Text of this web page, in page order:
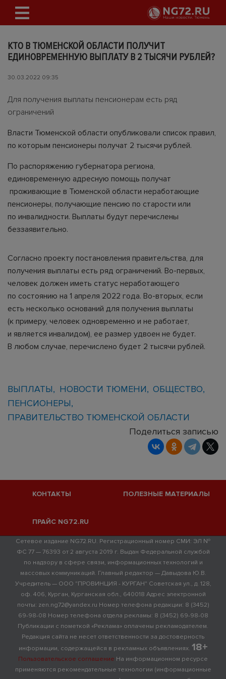
КТО В ТЮМЕНСКОЙ ОБЛАСТИ ПОЛУЧИТ
ЕДИНОВРЕМЕННУЮ ВЫПЛАТУ В 2 ТЫСЯЧИ РУБЛЕЙ?
30.03.2022 09:35
Для получения выплаты пенсионерам есть ряд
ограничений
Власти Тюменской области опубликовали список правил,
по которым пенсионеры получат 2 тысячи рублей.
По распоряжению губернатора региона,
единовременную адресную помощь получат
проживающие в Тюменской области неработающие
пенсионеры, получающие пенсию по старости или
по инвалидности. Выплаты будут перечислены
беззаявительно.
Согласно проекту постановления правительства, для
получения выплаты есть ряд ограничений. Во-первых,
человек должен иметь статус неработающего
по состоянию на 1 апреля 2022 года. Во-вторых, если
есть несколько оснований для получения выплаты
(к примеру, человек одновременно и не работает,
и является инвалидом), ее размер удвоен не будет.
В любом случае, перечислено будет 2 тысячи рублей.
ВЫПЛАТЫ НОВОСТИ ТЮМЕНИ
ОБЩЕСТВО
ПЕНСИОНЕРЫ
ПРАВИТЕЛЬСТВО ТЮМЕНСКОЙ ОБЛАСТИ
Поделиться записью
КОНТАКТЫ ПОЛЕЗНЫЕ МАТЕРИАЛЫ
ПРАЙС NG72.RU
Сетевое издание NG72.RU. Регистрационный номер СМИ: ЭЛ №
ФС 77 — 76393 от 2 августа 2019 г. Выдан Федеральной службой
по надзору в сфере связи, информационных технологий и
массовых коммуникаций. Главный редактор — Давыдова Ю.В.
Учредитель — ООО "ПРОВИНЦИЯ - КУРГАН" Советская ул., д. 128,
оф. 406, Курган, Курганская обл., 640018 Адрес электронной
почты: zen.ng72@yandex.ru Номер телефона редакции: 8 (3452)
69-98-08 Номер телефона отдела рекламы: 8 (3452) 69-98-08
Публикации с пометкой «Реклама» оплачены рекламодателем.
Редакция сайта не несет ответственности за достоверность
информации, содержащейся в рекламных объявлениях. 18+
Пользовательское соглашение На информационном ресурсе
применяются рекомендательные технологии (информационные